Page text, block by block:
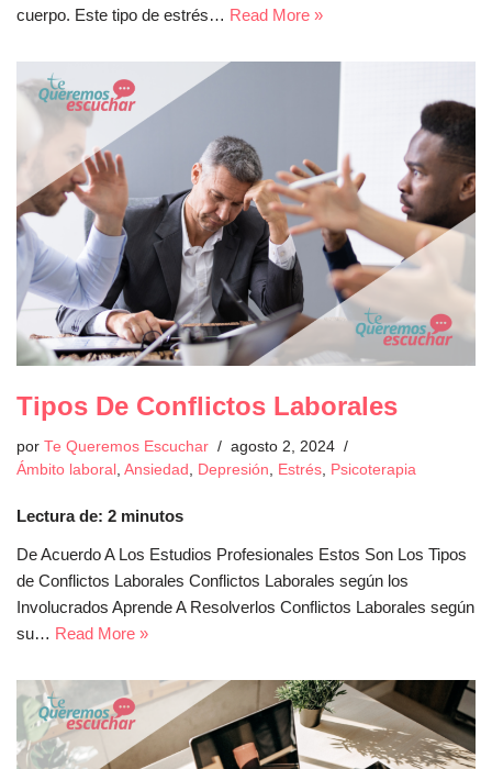
cuerpo. Este tipo de estrés… Read More »
Tipos De Conflictos Laborales
por Te Queremos Escuchar
agosto 2, 2024
Ámbito laboral , Ansiedad , Depresión, Estrés, Psicoterapia
Lectura de: 2 minutos
De Acuerdo A Los Estudios Profesionales Estos Son Los Tipos
de Conflictos Laborales Conflictos Laborales según los
Involucrados Aprende A Resolverlos Conflictos Laborales según
su… Read More »